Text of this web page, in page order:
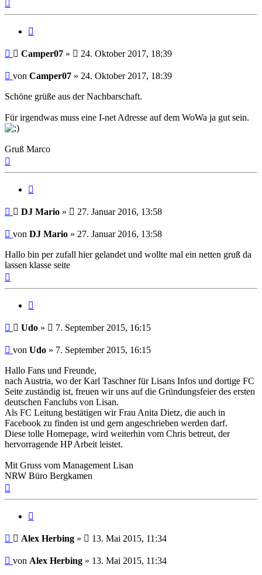
Beitrag
Camper07 »
24. Oktober 2017, 18:39
Beitrag
von Camper07 » 24. Oktober 2017, 18:39
Schöne grüße aus der Nachbarschaft.
Für irgendwas muss eine I-net Adresse auf dem WoWa ja gut sein.
Gruß Marco
Beitrag
DJ Mario »
27. Januar 2016, 13:58
Beitrag
von DJ Mario » 27. Januar 2016, 13:58
Hallo bin per zufall hier gelandet und wollte mal ein netten gruß da
lassen klasse seite
Beitrag
Udo »
7. September 2015, 16:15
Beitrag
von Udo » 7. September 2015, 16:15
Hallo Fans und Freunde,
nach Austria, wo der Karl Taschner für Lisans Infos und dortige FC
Seite zuständig ist, freuen wir uns auf die Gründungsfeier des ersten
deutschen Fanclubs von Lisan.
Als FC Leitung bestätigen wir Frau Anita Dietz, die auch in
Facebook zu finden ist und gern angeschrieben werden darf.
Diese tolle Homepage, wird weiterhin vom Chris betreut, der
hervorragende HP Arbeit leistet.
Mit Gruss vom Management Lisan
NRW Büro Bergkamen
Beitrag
Alex Herbing »
13. Mai 2015, 11:34
Beitrag
von Alex Herbing » 13. Mai 2015, 11:34